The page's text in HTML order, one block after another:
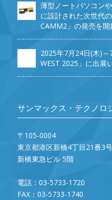
薄型ノートパソコン
に設計された次世代
CAMM2」の発売を開
2025年7月24日(木)
WEST 2025」に出展
サンマックス・テクノロ
〒105-0004
東京都港区新橋4丁目21番3号
新橋東急ビル 5階
電話：03-5733-1720
FAX：03-5733-1740